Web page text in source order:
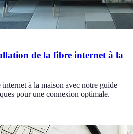
de la fibre internet à la
à la maison avec notre guide
pour une connexion optimale.